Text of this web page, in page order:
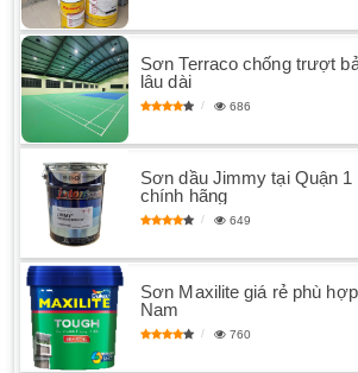
Sơn Terraco chống trượt
lâu dài
686
Sơn dầu Jimmy tại Quận 1
chính hãng
649
Sơn Maxilite giá rẻ phù
Nam
760